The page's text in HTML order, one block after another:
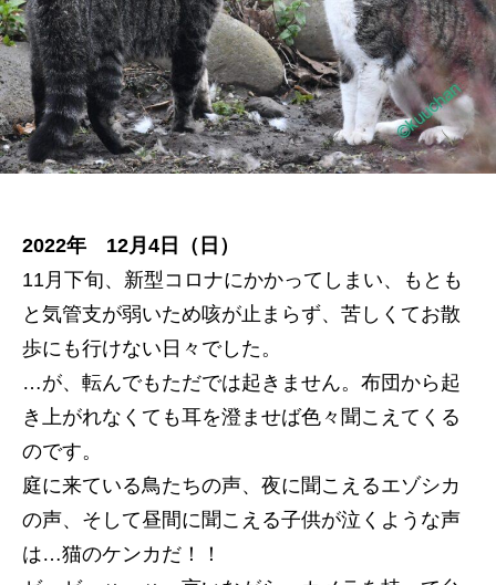
2022年 12月4日（日）
11月下旬、新型コロナにかかってしまい、もとも
と気管支が弱いため咳が止まらず、苦しくてお散
歩にも行けない日々でした。
…が、転んでもただでは起きません。布団から起
き上がれなくても耳を澄ませば色々聞こえてくる
のです。
庭に来ている鳥たちの声、夜に聞こえるエゾシカ
の声、そして昼間に聞こえる子供が泣くような声
は…猫のケンカだ！！